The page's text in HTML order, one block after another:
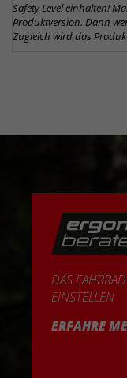
Safety Level einhalten!
Produktversion. Dann
Zugleich wird das
DAS
EINSTELLEN
ERFAHRE